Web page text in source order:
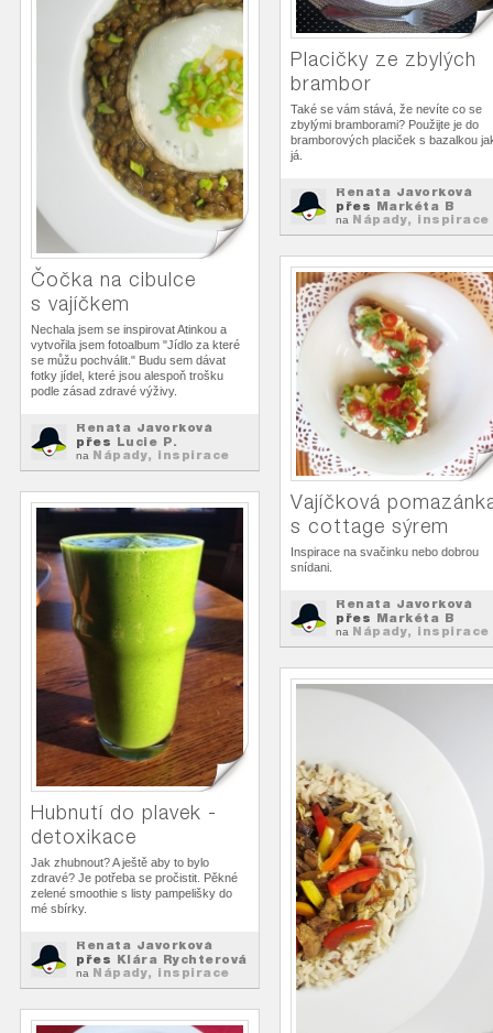
Placičky ze zbylých
brambor
Také se vám stává, že nevíte co se
zbylými bramborami? Použijte je do
bramborových placiček s bazalkou
já.
Renata Javorková
přes Markéta B
na Nápady, inspirace
k...
Čočka na cibulce
s vajíčkem
Nechala jsem se inspirovat Atinkou a
vytvořila jsem fotoalbum "Jídlo za které
se můžu pochválit." Budu sem dávat
fotky jídel, které jsou alespoň trošku
podle zásad zdravé výživy.
Renata Javorková
přes Lucie P.
na Nápady, inspirace
k...
Vajíčková
s cottage sýrem
Inspirace na svačinku nebo dobrou
snídani.
Renata Javorková
přes Markéta B
na Nápady, inspirace
k...
Hubnutí do plavek -
detoxikace
Jak zhubnout? A ještě aby to bylo
zdravé? Je potřeba se pročistit. Pěkné
zelené smoothie s listy pampelišky do
mé sbírky.
Renata Javorková
přes Klára Rychterová
na Nápady, inspirace
k...